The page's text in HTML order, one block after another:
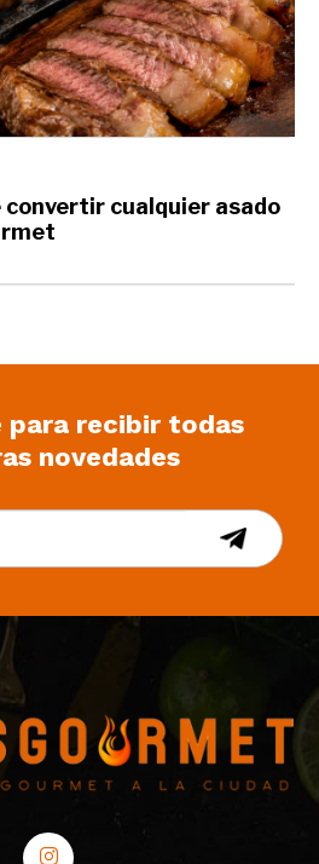
convertir cualquier asado
para recibir todas
novedades